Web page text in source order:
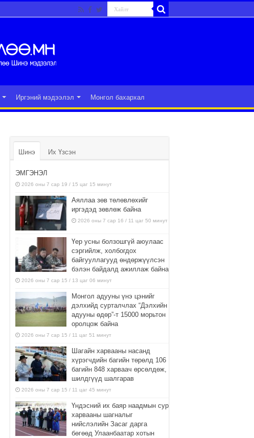
Иргэний мэдээлэл Монгол бахархал
Шинэ Их Үзсэн
ЭМГЭНЭЛ
2026 оны 7 сар 19 / 15 цаг 15 минут
Аяллаа зөв төлөвлөхийг
иргэдэд зөвлөж байна
2026 оны 7 сар 16 / 11 цаг 50 минут
Үер усны болзошгүй аюулаас
сэргийлж, холбогдох
байгууллагууд өндөржүүлсэн
бэлэн байдалд ажиллаж байна
2026 оны 7 сар 15 / 13 цаг 06 минут
Монгол адууны үнэ цэнийг
дэлхийд сурталчлах “Дэлхийн
адууны өдөр”-т 15000 морьтон
оролцож байна
2026 оны 7 сар 15 / 11 цаг 51 минут
Шагайн харвааны насанд
хүрэгчдийн багийн төрөлд 106
багийн 848 харваач өрсөлдөж,
шилдгүүд шалгарав
2026 оны 7 сар 15 / 11 цаг 45 минут
Үндэсний их баяр наадмын сур
харвааны шагналыг
нийслэлийн Засаг дарга
бөгөөд Улаанбаатар хотын